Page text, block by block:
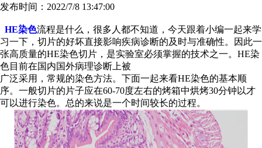
发布时间：2022/7/8 13:47:00
HE染色流程是什么，很多人都不知道，今天跟着小编一起来学
习一下，切片的好坏直接影响疾病诊断的及时与准确性。因此一
张高质量的HE染色切片，是实验室必须掌握的技术之一。HE染
色目前在国内国外病理诊断上被
广泛采用，常规的染色方法。下面一起来看HE染色的基本顺
序。一般切片的片子应在60-70度左右的烤箱中烘烤30分钟以才
可以进行染色。总的来说是一个时间较长的过程。